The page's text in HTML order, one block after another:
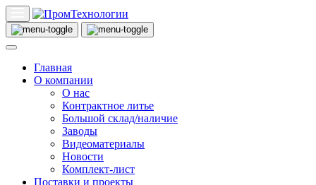
Главная
О компании
О нас
Контрактное литье
Большой склад/наличие
Заводы
Видеоматериалы
Новости
Комплект-лист
Поставки и проекты